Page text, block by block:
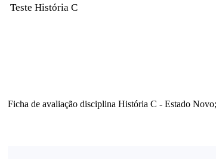
Teste História C
Ficha de avaliação disciplina História C - Estado